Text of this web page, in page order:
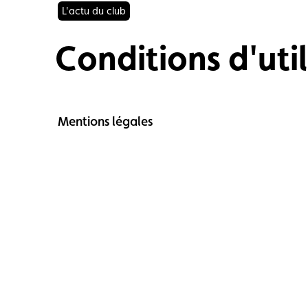
L'actu du club
Conditions
Mentions légales